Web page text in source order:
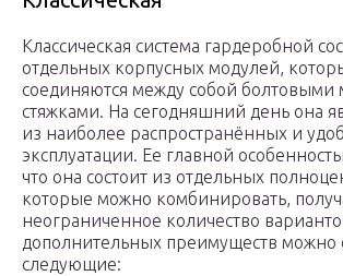
Классическая система гардеробной
отдельных корпусных модулей,
соединяются между собой
стяжками. На сегодняшний день она
из наиболее распространённых и
эксплуатации. Ее главной
что она состоит из отдельных
которые можно комбинировать,
неограниченное количество
дополнительных преимуществ можно
следующие: